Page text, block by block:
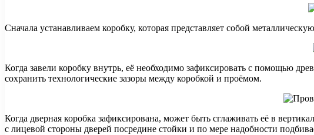
Сначала устанавливаем коробку, которая представляет собой
Когда завели коробку внутрь, её необходимо зафиксировать с помощью
сохранить технологические зазоры между коробкой и проёмом.
Когда дверная коробка зафиксирована, может быть сглаживать её в
с лицевой стороны дверей посредине стойки и по мере надобности